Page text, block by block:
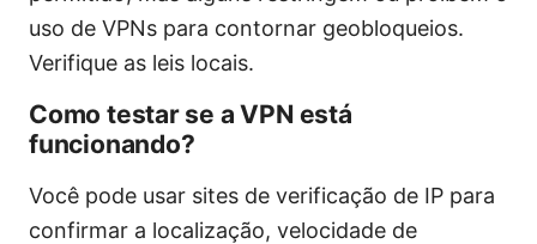
uso de VPNs para contornar geobloqueios.
Verifique as leis locais.
Como testar se a VPN está
funcionando?
Você pode usar sites de verificação de IP para
confirmar a localização, velocidade de